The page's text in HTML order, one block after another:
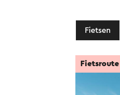
Fietsen
Fietsroute